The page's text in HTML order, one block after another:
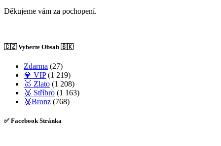
Děkujeme vám za pochopení.
🇨🇿 Vyberte Obsah 🇸🇰
Zdarma (27)
💎 VIP(1 219)
🥇 Zlato (1 208)
🥈 Stříbro (1 163)
🥉Bronz (768)
✅ Facebook Stránka